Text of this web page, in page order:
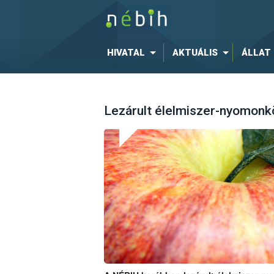
HIVATAL AKTUÁLIS ÁLLAT
Lezárult élelmiszer-